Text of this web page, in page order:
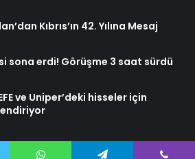
Kıbrıs’ın 42. Yılına Mesaj
sona erdi! Görüşme 3 saat sürdü
ve Uniper’deki hisseler için